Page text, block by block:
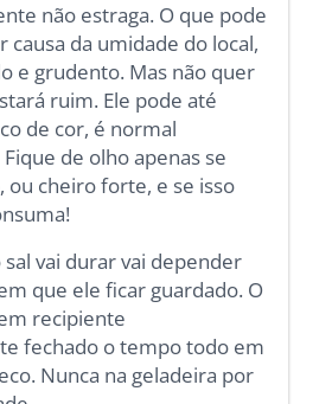
não estraga. O que pode
causa da umidade do local,
e grudento. Mas não quer
ruim. Ele pode até
de cor, é normal
de olho apenas se
ou cheiro forte, e se isso
vai durar vai depender
que ele ficar guardado. O
recipiente
fechado o tempo todo em
Nunca na geladeira por